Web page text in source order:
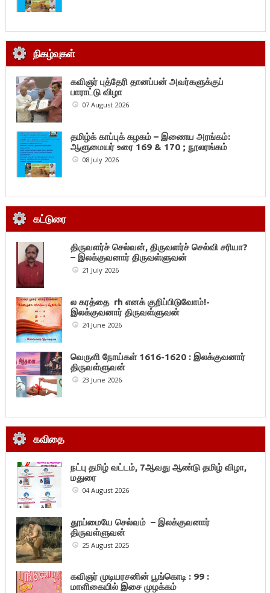
நிகழ்வுகள்
கவிஞர் புத்தேரி தானப்பன் அவர்களுக்குப்
பாராட்டு விழா
07 August 2026
தமிழ்க் காப்புக் கழகம் – இணைய அரங்கம்:
ஆளுமையர் உரை 169 & 170 ; நூலரங்கம்
08 July 2026
கட்டுரை
திருவளர்ச் செல்வன், திருவளர்ச் செல்வி சரியா?
– இலக்குவனார் திருவள்ளுவன்
21 July 2026
ல கரத்தை rh எனக் குறிப்பிடுவோம்!-
இலக்குவனார் திருவள்ளுவன்
24 June 2026
வெருளி நோய்கள் 1616-1620 : இலக்குவனார்
திருவள்ளுவன்
23 June 2026
கவிதை
நட்பு தமிழ் வட்டம், 7ஆவது ஆண்டு தமிழ் விழா,
மதுரை
04 August 2026
தூய்மையே செல்வம் – இலக்குவனார்
திருவள்ளுவன்
25 August 2025
கவிஞர் முடியரசனின் பூங்கொடி : 99 :
மாளிகையில் இசை முழக்கம்